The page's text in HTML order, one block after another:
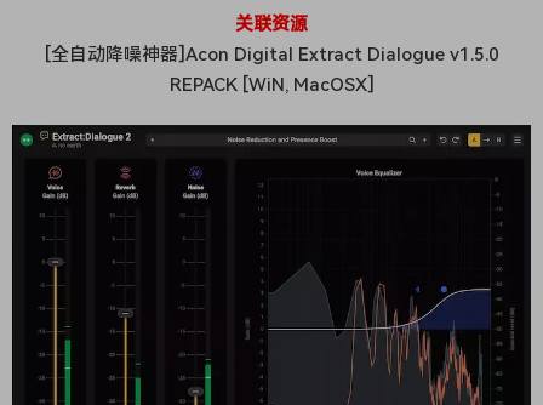
关联资源
[全自动降噪神器]Acon Digital Extract Dialogue v1.5.0
REPACK [WiN, MacOSX]